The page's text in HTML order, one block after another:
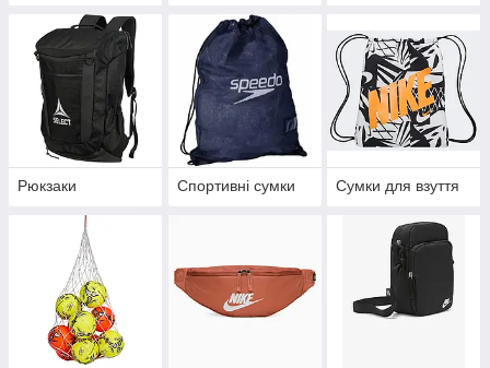
Рюкзаки Спортивні сумки Сумки для взуття